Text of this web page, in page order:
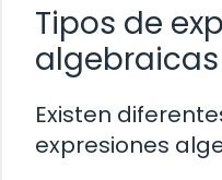
Tipos de
algebraicas
Existen
expresiones